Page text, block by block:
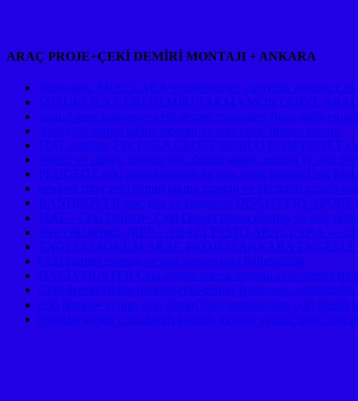
ARAÇ PROJE+ÇEKİ DEMİRİ MONTAJI + ANKARA
volswagen ARAÇLARA ve transporter ,caravella araçlara
SUZUKI JLX ÇEKİ DEMİRİ TAKMA MONTAJIVE
suzu-d-max-kamyonet-ceki-demiri-montajlari-fiyati-maliyeti-
Audi çeki demiri takma montajı ve araç proje firması ankara
FIAT araçlara ,Fıat EGEA CROSS DOBLO KAMYONET
subaru ve subaru forester çeki demiri takma montajı ve araç
PEUGEOT çeki demiri montajı ve araç proje firması Usta
peugeot rıfter çeki demiri takma montajı ve çki dmiri projesi
RANDROVER araç lara ve landrover DISCOVERY SPORT
FIAT – Çeki Demiri↵ Çeki Demiri takma montajı ve araç proje
Jeep çeki demiri, JEEP + ARAZİ TAŞITI ARAÇLARA ⇔
ENGELLİ SÖKÜM ARAÇ PROJESİ ANKARA
Çeki Demiri montajı ve araç projesi usta mühendislik
DACİA DUSTER Ceki-demiri-takma-montaji-ceki-demiri-
Ceki-demiri-takma-montaji-ceki-demiri-fiyati-usta-
çeki demiri↵avrupa çeki demiri lider markalarının çeki demiri
hyundai tucson çeki demiri kancası montajı ve araç proje usta